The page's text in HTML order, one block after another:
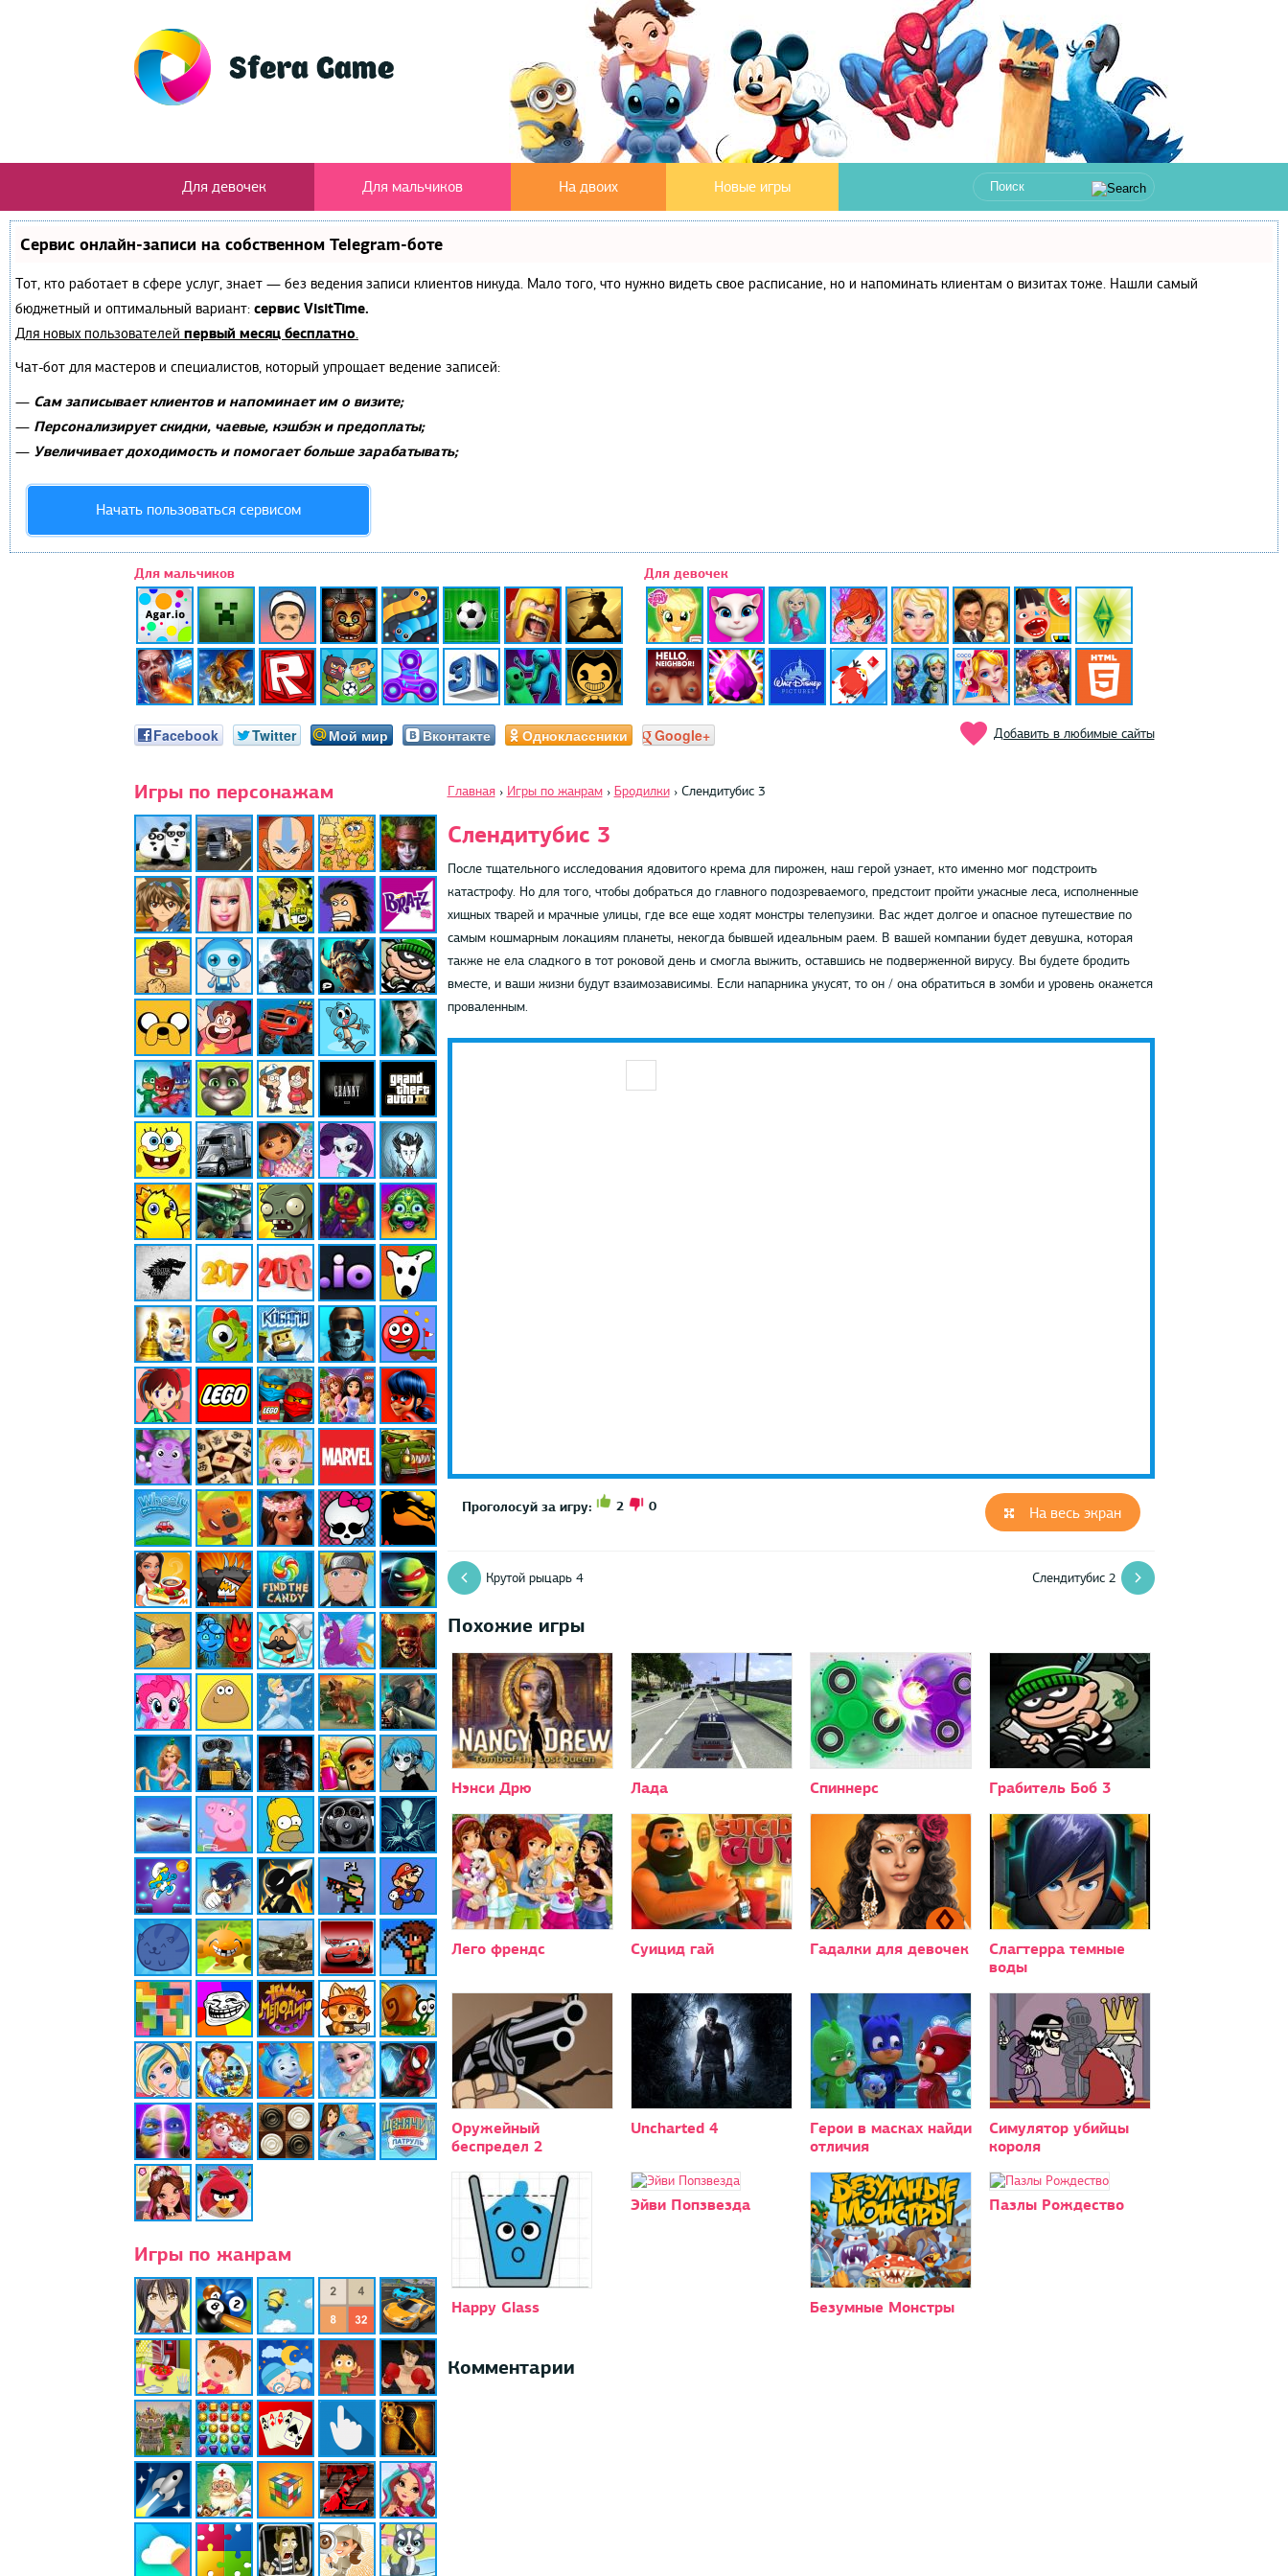
Для девочек Для мальчиков На двоих Новые игры
Сервис онлайн-записи на собственном Telegram-боте
Тот, кто работает в сфере услуг, знает — без ведения записи клиентов никуда. Мало того, что нужно видеть свое расписание, но и напоминать клиентам о визитах тоже. Нашли самый
бюджетный и оптимальный вариант: сервис VisitTime.
Для новых пользователей первый месяц бесплатно.
Чат-бот для мастеров и специалистов, который упрощает ведение записей:
— Сам записывает клиентов и напоминает им о визите;
— Персонализирует скидки, чаевые, кэшбэк и предоплаты;
— Увеличивает доходимость и помогает больше зарабатывать;
Начать пользоваться сервисом
Для мальчиков Для девочек
Facebook Twitter Мой мир Вконтакте Одноклассники Google+ Добавить в любимые сайты
Игры по персонажам
Игры по жанрам
Главная › Игры по жанрам › Бродилки › Слендитубис 3
Слендитубис 3
После тщательного исследования ядовитого крема для пирожен, наш герой узнает, кто именно мог подстроить
катастрофу. Но для того, чтобы добраться до главного подозреваемого, предстоит пройти ужасные леса, исполненные
хищных тварей и мрачные улицы, где все еще ходят монстры телепузики. Ваc ждет долгое и опасное путешествие по
самым кошмарным локациям планеты, некогда бывшей идеальным раем. В вашей компании будет девушка, которая
также не ела сладкого в тот роковой день и смогла выжить, оставшись не подверженной вирусу. Вы будете бродить
вместе, и ваши жизни будут взаимозависимы. Если напарника укусят, то он / она обратиться в зомби и уровень окажется
проваленным.
На весь экран
Проголосуй за игру: 2 0
Крутой рыцарь 4 Слендитубис 2
Похожие игры
Нэнси Дрю Лада Спиннерс Грабитель Боб 3
Лего френдс Суицид гай Гадалки для девочек
Слагтерра темные
воды
Оружейный
беспредел 2
Uncharted 4
Герои в масках найди
отличия
Симулятор убийцы
короля
Happy Glass
Эйви Попзвезда
Безумные Монстры
Пазлы Рождество
Комментарии